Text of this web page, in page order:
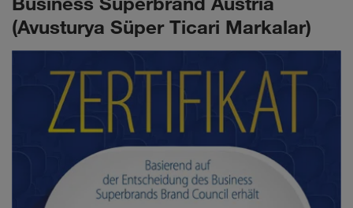
(Avusturya Süper Ticari Markalar)